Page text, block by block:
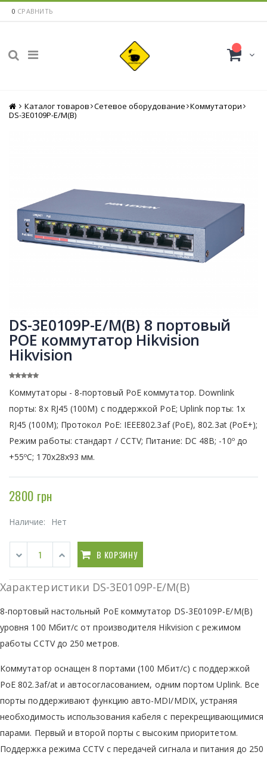
0 СРАВНИТЬ
Главная
Каталог товаров Сетевое оборудование Коммутатори
DS-3E0109P-E/M(B)
DS-3E0109P-E/M(B) 8 портовый
POE коммутатор Hikvision
Hikvision
Коммутаторы - 8-портовый РоЕ коммутатор. Downlink
порты: 8x RJ45 (100M) с поддержкой PoE; Uplink порты: 1x
RJ45 (100M); Протокол PoE: IEEE802.3af (PoE), 802.3at (PoE+);
Режим работы: стандарт / CCTV; Питание: DC 48В; -10º до
+55ºC; 170x28x93 мм.
2800 грн
Наличие: Нет
В КОРЗИНУ
Характеристики DS-3E0109P-E/M(B)
8-портовый настольный PoE коммутатор DS-3E0109P-E/M(B)
уровня 100 Мбит/с от производителя Hikvision с режимом
работы CCTV до 250 метров.
Коммутатор оснащен 8 портами (100 Мбит/с) с поддержкой
PoE 802.3af/at и автосогласованием, одним портом Uplink. Все
порты поддерживают функцию авто-MDI/MDIX, устраняя
необходимость использования кабеля с перекрещивающимися
парами. Первый и второй порты с высоким приоритетом.
Поддержка режима CCTV с передачей сигнала и питания до 250